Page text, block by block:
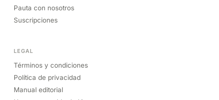
Pauta con nosotros
Suscripciones
LEGAL
Términos y condiciones
Política de privacidad
Manual editorial